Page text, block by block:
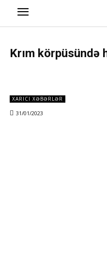
Krım körpüsündə
XARICI XƏBƏRLƏR
31/01/2023